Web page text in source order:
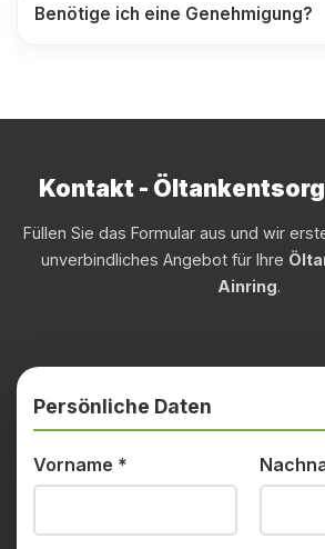
Benötige ich eine Genehmigung?
Kontakt -
Füllen Sie das Formular aus und wir
unverbindliches Angebot für Ihre
Ainring.
Persönliche Daten
Vorname *